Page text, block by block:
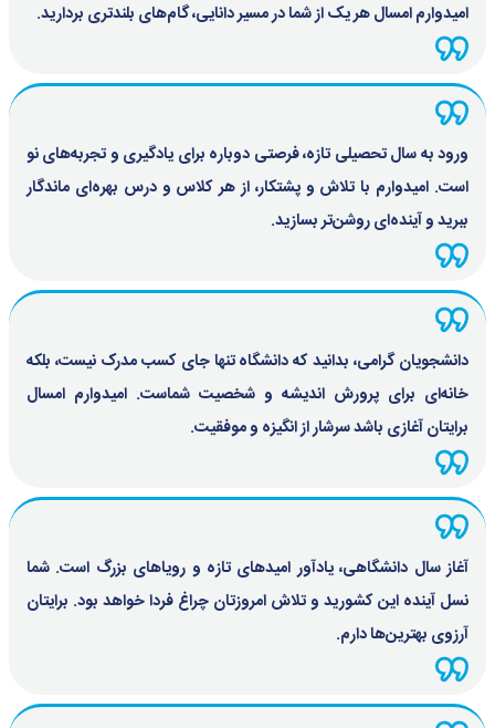
امیدوارم امسال هر یک از شما در مسیر دانایی، گام‌های بلندتری بردارید.
ورود به سال تحصیلی تازه، فرصتی دوباره برای یادگیری و تجربه‌های نو
است. امیدوارم با تلاش و پشتکار، از هر کلاس و درس بهره‌ای ماندگار
ببرید و آینده‌ای روشن‌تر بسازید.
دانشجویان گرامی، بدانید که دانشگاه تنها جای کسب مدرک نیست، بلکه
خانه‌ای برای پرورش اندیشه و شخصیت شماست. امیدوارم امسال
برایتان آغازی باشد سرشار از انگیزه و موفقیت.
آغاز سال دانشگاهی، یادآور امیدهای تازه و رویاهای بزرگ است. شما
نسل آینده این کشورید و تلاش امروزتان چراغ فردا خواهد بود. برایتان
آرزوی بهترین‌ها دارم.